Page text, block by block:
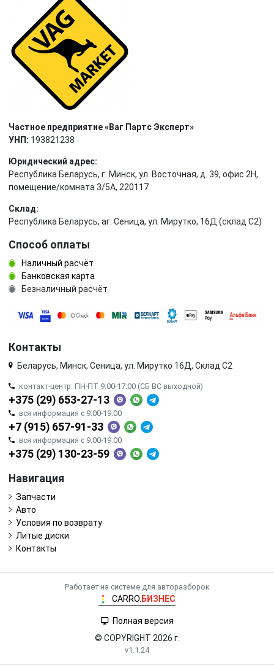
Частное предприятие «Ваг Партс Эксперт»
УНП: 193821238
Юридический адрес:
Республика Беларусь, г. Минск, ул. Восточная, д. 39, офис 2Н,
помещение/комната 3/5А, 220117
Склад:
Республика Беларусь, аг. Сеница, ул. Мирутко, 16Д (склад С2)
Способ оплаты
Наличный расчёт
Банковская карта
Безналичный расчёт
Контакты
Беларусь, Минск, Сеница, ул. Мирутко 16Д, Склад С2
контакт-центр: ПН-ПТ 9:00-17:00 (СБ ВС выходной)
+375 (29) 653-27-13
вся информация с 9:00-19:00
+7 (915) 657-91-33
вся информация с 9:00-19:00
+375 (29) 130-23-59
Навигация
Запчасти
Авто
Условия по возврату
Литые диски
Контакты
Работает на системе для авторазборок
CARRO. БИЗНЕС
Полная версия
© COPYRIGHT 2026 г.
v1.1.24